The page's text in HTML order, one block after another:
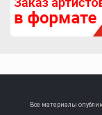
Все материалы